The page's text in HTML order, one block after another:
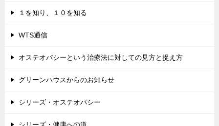
１を知り、１０を知る
WTS通信
オステオパシーという治療法に対しての見方と捉え方
グリーンハウスからのお知らせ
シリーズ・オステオパシー